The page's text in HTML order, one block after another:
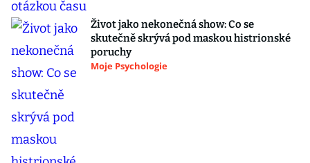
Život jako nekonečná show: Co se
skutečně skrývá pod maskou histrionské
poruchy
Moje Psychologie